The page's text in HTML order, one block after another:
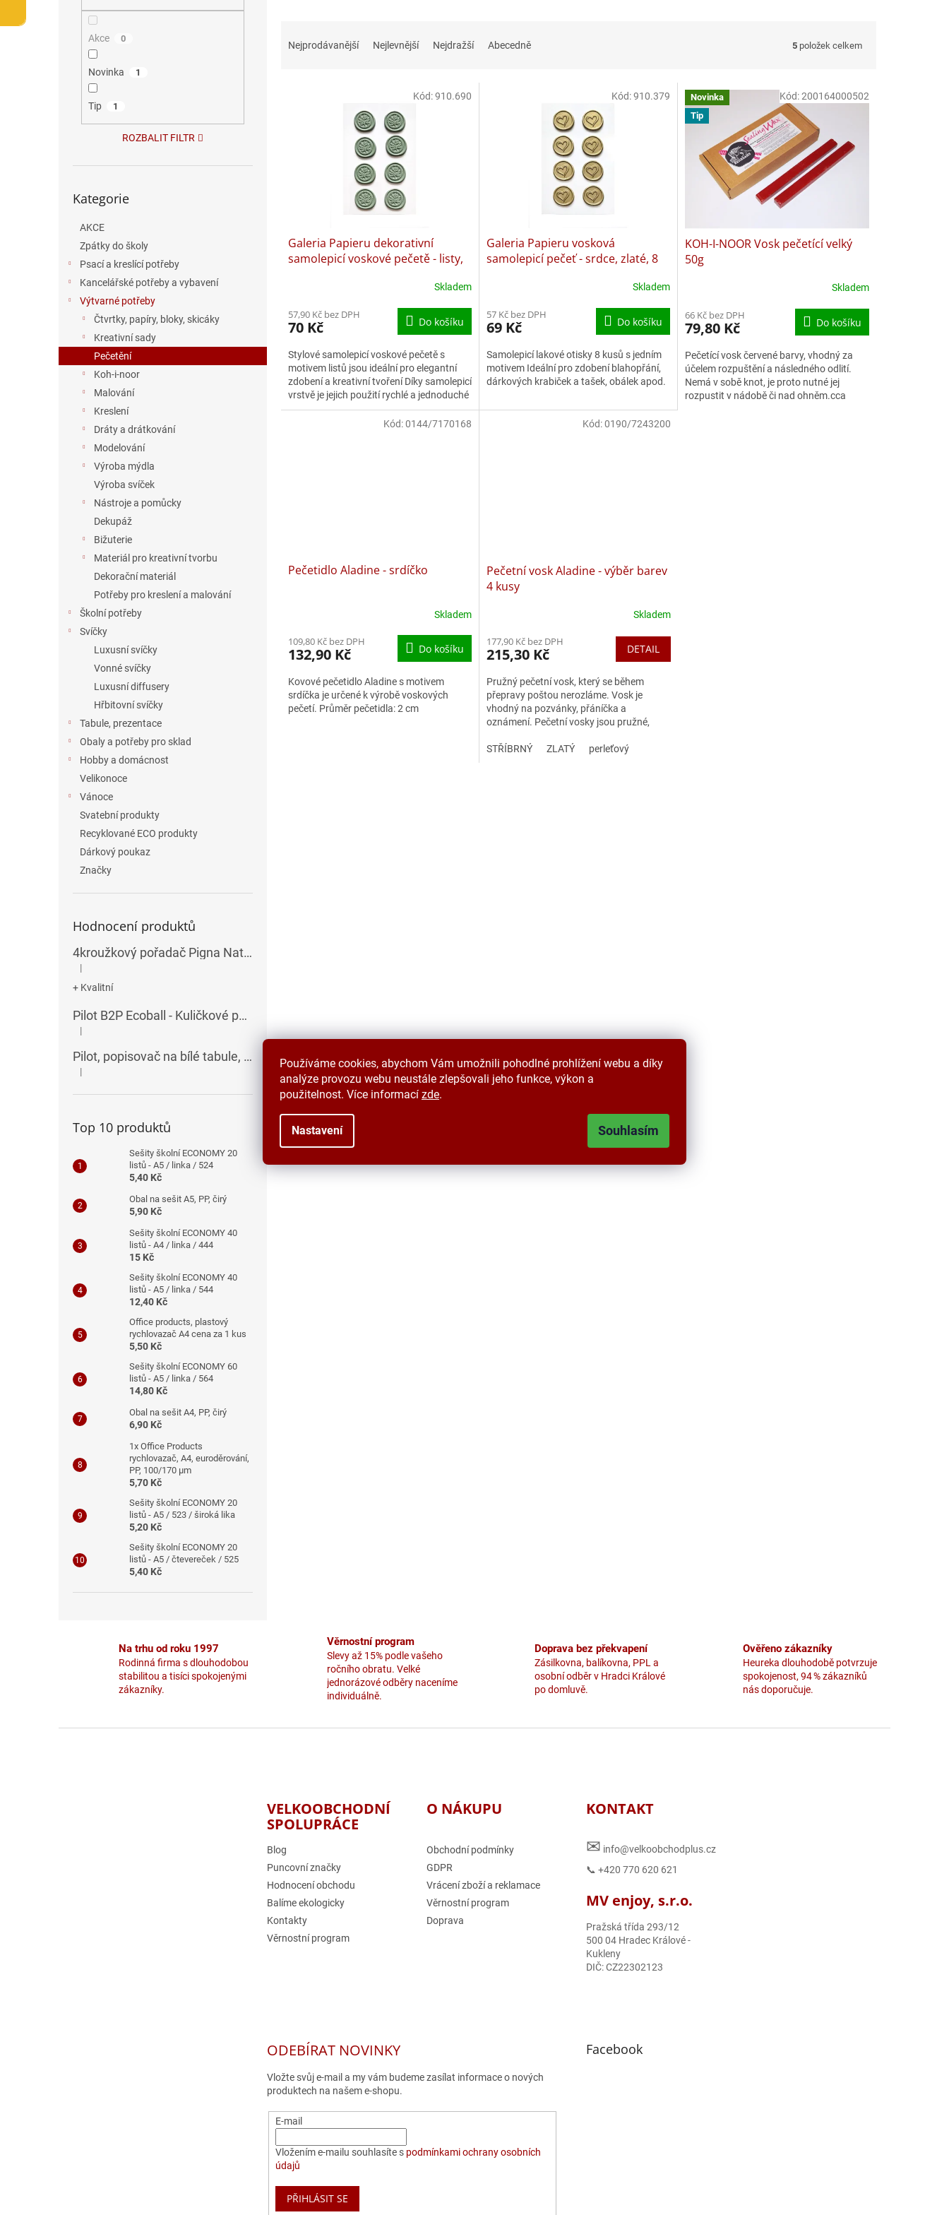
Používáme cookies, abychom Vám umožnili pohodlné prohlížení webu a díky
analýze provozu webu neustále zlepšovali jeho funkce, výkon a
použitelnost. Více informací zde.
Nastavení Souhlasím
Akce 0
Novinka 1
Tip 1
ROZBALIT FILTR
kategorie
Kategorie
AKCE
Zpátky do školy
Psací a kreslící potřeby
Kancelářské potřeby a vybavení
Výtvarné potřeby
Čtvrtky, papíry, bloky, skicáky
Kreativní sady
Pečetění
Koh-i-noor
Malování
Kreslení
Dráty a drátkování
Modelování
Výroba mýdla
Výroba svíček
Nástroje a pomůcky
Dekupáž
Bižuterie
Materiál pro kreativní tvorbu
Dekorační materiál
Potřeby pro kreslení a malování
Školní potřeby
Svíčky
Luxusní svíčky
Vonné svíčky
Luxusní diffusery
Hřbitovní svíčky
Tabule, prezentace
Obaly a potřeby pro sklad
Hobby a domácnost
Velikonoce
Vánoce
Svatební produkty
Recyklované ECO produkty
Dárkový poukaz
Značky
Hodnocení produktů
4kroužkový pořadač Pigna Nature Flowers - A4, 35 mm, mix motivů
Hodnocení produktu je 5 z 5 hvězdiček.
|
+ Kvalitní
Pilot B2P Ecoball - Kuličkové pero
Hodnocení produktu je 5 z 5 hvězdiček.
|
Pilot, popisovač na bílé tabule, seříznutý hrot, V-Board Master Chisel
Hodnocení produktu je 5 z 5 hvězdiček.
|
Top 10 produktů
Sešity školní ECONOMY 20
listů - A5 / linka / 524
5,40 Kč
Obal na sešit A5, PP, čirý
5,90 Kč
Sešity školní ECONOMY 40
listů - A4 / linka / 444
15 Kč
Sešity školní ECONOMY 40
listů - A5 / linka / 544
12,40 Kč
Office products, plastový
rychlovazač A4 cena za 1 kus
5,50 Kč
Sešity školní ECONOMY 60
listů - A5 / linka / 564
14,80 Kč
Obal na sešit A4, PP, čirý
6,90 Kč
1x Office Products
rychlovazač, A4, euroděrování,
PP, 100/170 μm
5,70 Kč
Sešity školní ECONOMY 20
listů - A5 / 523 / široká lika
5,20 Kč
Sešity školní ECONOMY 20
listů - A5 / čtevereček / 525
5,40 Kč
Nejprodávanější Nejlevnější Nejdražší Abecedně 5 položek celkem
Galeria Papieru dekorativní
samolepicí voskové pečetě - listy,
Skladem
57,90 Kč bez DPH
70 Kč Do košíku
Stylové samolepicí voskové pečetě s
motivem listů jsou ideální pro elegantní
zdobení a kreativní tvoření Díky samolepicí
vrstvě je jejich použití rychlé a jednoduché
– stačí...
Kód:910.690
Galeria Papieru vosková
samolepicí pečeť - srdce, zlaté, 8
Skladem
57 Kč bez DPH
69 Kč Do košíku
Samolepicí lakové otisky 8 kusů s jedním
motivem Ideální pro zdobení blahopřání,
dárkových krabiček a tašek, obálek apod.
Kód:910.379
Novinka
Tip
KOH-I-NOOR Vosk pečetící velký
50g
Skladem
66 Kč bez DPH
79,80 Kč Do košíku
Pečetící vosk červené barvy, vhodný za
účelem rozpuštění a následného odlití.
Nemá v sobě knot, je proto nutné jej
rozpustit v nádobě či nad ohněm.cca
Kód:200164000502
Pečetidlo Aladine - srdíčko
Skladem
109,80 Kč bez DPH
132,90 Kč Do košíku
Kovové pečetidlo Aladine s motivem
srdíčka je určené k výrobě voskových
pečetí. Průměr pečetidla: 2 cm
Kód:0144/7170168
Pečetní vosk Aladine - výběr barev
4 kusy
Skladem
177,90 Kč bez DPH
215,30 Kč DETAIL
Pružný pečetní vosk, který se během
přepravy poštou nerozláme. Vosk je
vhodný na pozvánky, přáníčka a
oznámení. Pečetní vosky jsou pružné,
STŘÍBRNÝ
ZLATÝ perleťový
Kód:0190/7243200
Na trhu od roku 1997
Rodinná firma s dlouhodobou
stabilitou a tisíci spokojenými
zákazníky.
Věrnostní program
Slevy až 15% podle vašeho
ročního obratu. Velké
jednorázové odběry naceníme
individuálně.
Doprava bez překvapení
Zásilkovna, balíkovna, PPL a
osobní odběr v Hradci Králové
po domluvě.
Ověřeno zákazníky
Heureka dlouhodobě potvrzuje
spokojenost, 94 % zákazníků
nás doporučuje.
VELKOOBCHODNÍ
SPOLUPRÁCE
Blog
Puncovní značky
Hodnocení obchodu
Balíme ekologicky
Kontakty
Věrnostní program
O NÁKUPU
Obchodní podmínky
GDPR
Vrácení zboží a reklamace
Věrnostní program
Doprava
KONTAKT
✉ info@velkoobchodplus.cz
📞 +420 770 620 621
MV enjoy, s.r.o.
Pražská třída 293/12
500 04 Hradec Králové -
Kukleny
DIČ: CZ22302123
ODEBÍRAT NOVINKY
Vložte svůj e-mail a my vám budeme zasílat informace o nových
produktech na našem e-shopu.
E-mail
Vložením e-mailu souhlasíte s podmínkami ochrany osobních
údajů
PŘIHLÁSIT SE
Facebook